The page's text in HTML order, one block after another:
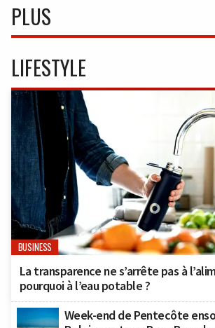
PLUS
LIFESTYLE
BUSINESS
La transparence ne s’arrête pas à
pourquoi à l’eau potable ?
Week-end de Pentecôte